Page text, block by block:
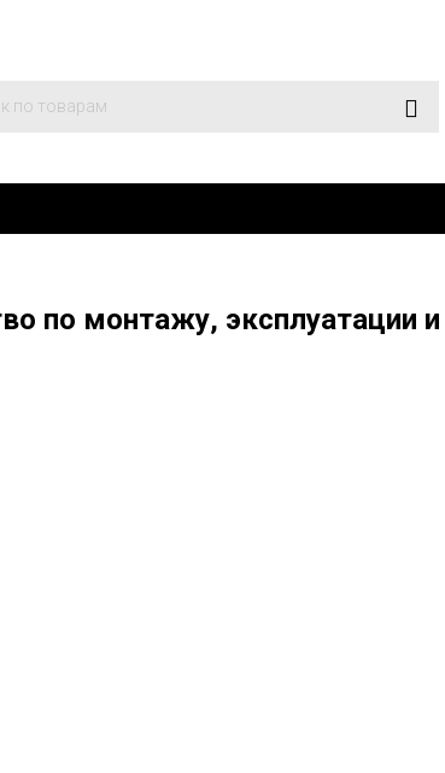
по монтажу, эксплуатации